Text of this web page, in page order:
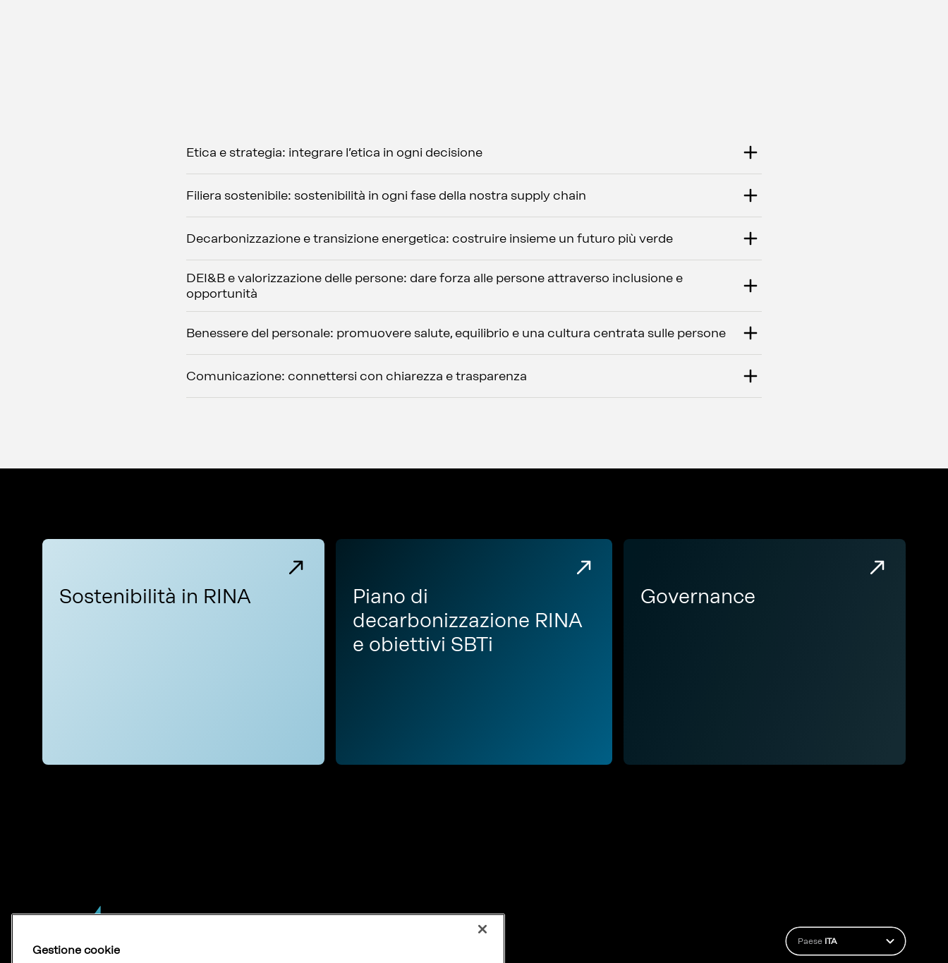
Etica e strategia: integrare l’etica in ogni decisione
Filiera sostenibile: sostenibilità in ogni fase della nostra supply chain
Decarbonizzazione e transizione energetica: costruire insieme un futuro più verde
DEI&B e valorizzazione delle persone: dare forza alle persone attraverso inclusione e
opportunità
Benessere del personale: promuovere salute, equilibrio e una cultura centrata sulle persone
Comunicazione: connettersi con chiarezza e trasparenza
Sostenibilità in RINA
Piano di
decarbonizzazione RINA
e obiettivi SBTi
Governance
Paese ITA
Gestione cookie